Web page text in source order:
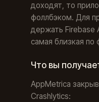
доходят, то
фоллбэком. Для
держать Firebase
самая близкая
Что вы
AppMetrica
Crashlytics: